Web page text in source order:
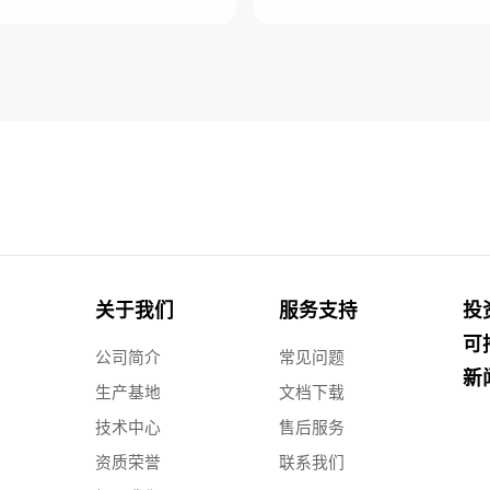
关于我们
公司简介
生产基地
技术中心
资质荣誉
服务支持
常见问题
文档下载
售后服务
联系我们
投
可
新